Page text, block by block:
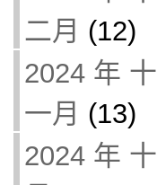
二月 (12)
2024 年 十
一月 (13)
2024 年 十